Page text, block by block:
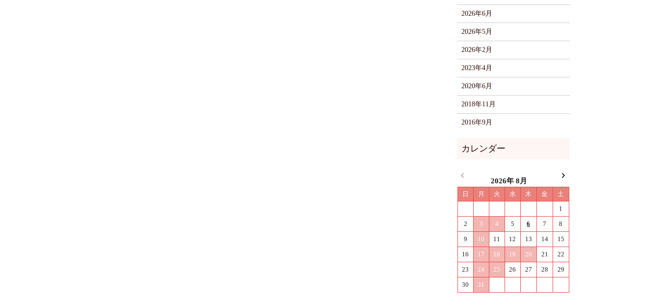
2026年6月
2026年5月
2026年2月
2023年4月
2020年6月
2018年11月
2016年9月
2026年 8月
日 月 火 水 木 金
土
1
2 3 4 5 6 7 8
9 10 11 12 13 14 15
16 17 18 19 20 21 22
23 24 25 26 27 28 29
30 31